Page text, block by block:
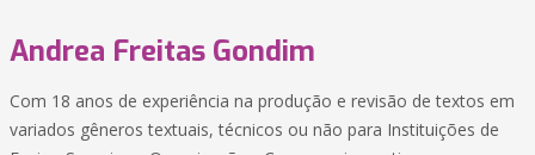
Andrea Freitas Gondim
Com 18 anos de experiência na produção e revisão de textos em
variados gêneros textuais, técnicos ou não para Instituições de